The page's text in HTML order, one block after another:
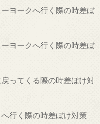
ヨークへ行く際の時差ぼ
ヨークへ行く際の時差ぼ
ってくる際の時差ぼけ対
行く際の時差ぼけ対策